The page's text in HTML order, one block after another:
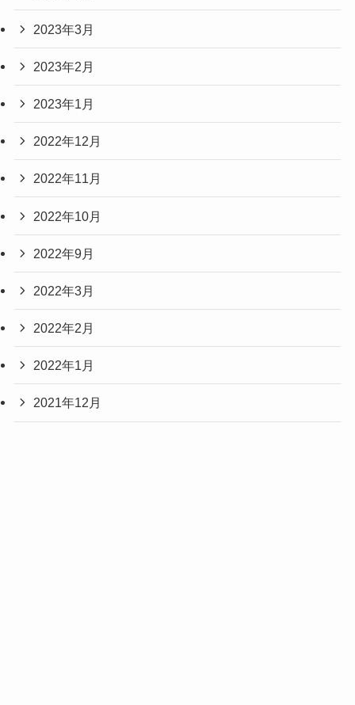
2023年3月
2023年2月
2023年1月
2022年12月
2022年11月
2022年10月
2022年9月
2022年3月
2022年2月
2022年1月
2021年12月